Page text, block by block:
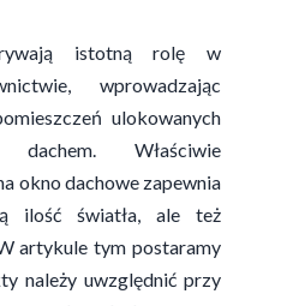
istotną rolę w
wprowadzając
ulokowanych
Właściwie
okno dachowe zapewnia
ilość światła, ale też
artykule tym postaramy
należy uwzględnić przy